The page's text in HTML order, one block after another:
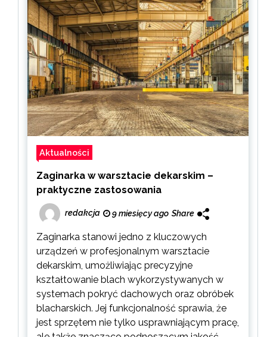
Aktualności
Zaginarka w warsztacie dekarskim –
praktyczne zastosowania
redakcja 9 miesięcy ago Share
Zaginarka stanowi jedno z kluczowych
urządzeń w profesjonalnym warsztacie
dekarskim, umożliwiając precyzyjne
kształtowanie blach wykorzystywanych w
systemach pokryć dachowych oraz obróbek
blacharskich. Jej funkcjonalność sprawia, że
jest sprzętem nie tylko usprawniającym pracę,